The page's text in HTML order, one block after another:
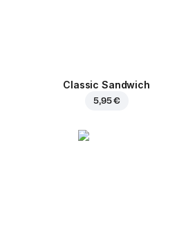
Classic Sandwich
5,95 €